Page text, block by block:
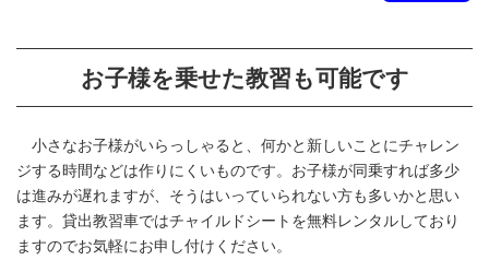
お子様を乗せた教習も可能です
小さなお子様がいらっしゃると、何かと新しいことにチャレン
ジする時間などは作りにくいものです。お子様が同乗すれば多少
は進みが遅れますが、そうはいっていられない方も多いかと思い
ます。貸出教習車ではチャイルドシートを無料レンタルしており
ますのでお気軽にお申し付けください。